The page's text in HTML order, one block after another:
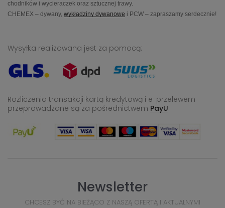
chodników i wycieraczek oraz sztucznej trawy.
CHEMEX – dywany, wykładziny dywanowe i PCW – zapraszamy serdecznie!
Wysyłka realizowana jest za pomocą:
Rozliczenia transakcji kartą kredytową i e-przelewem
przeprowadzane są za pośrednictwem PayU
Newsletter
CHCESZ BYĆ NA BIEŻĄCO Z NASZĄ OFERTĄ I AKTUALNYMI